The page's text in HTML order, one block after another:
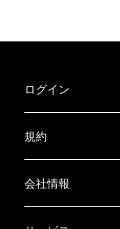
ログイン
規約
会社情報